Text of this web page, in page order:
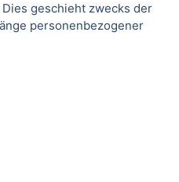
geschieht zwecks der
personenbezogener